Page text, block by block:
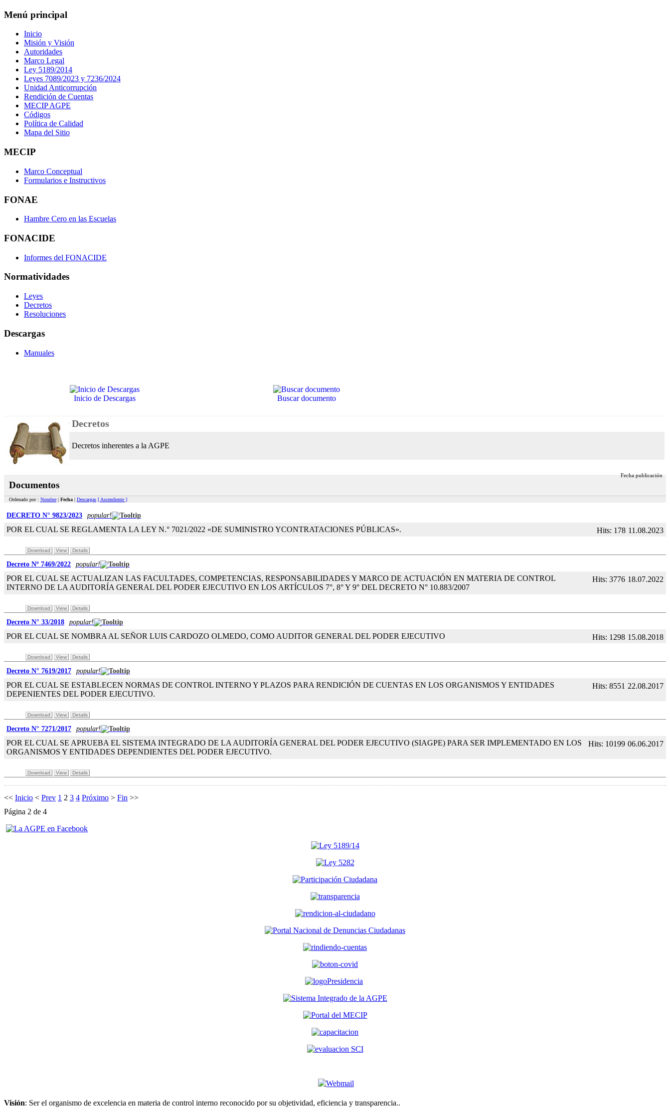
Menú principal
Inicio
Misión y Visión
Autoridades
Marco Legal
Ley 5189/2014
Leyes 7089/2023 y 7236/2024
Unidad Anticorrupción
Rendición de Cuentas
MECIP AGPE
Códigos
Política de Calidad
Mapa del Sitio
MECIP
Marco Conceptual
Formularios e Instructivos
FONAE
Hambre Cero en las Escuelas
FONACIDE
Informes del FONACIDE
Normatividades
Leyes
Decretos
Resoluciones
Descargas
Manuales
Inicio de Descargas Buscar documento
Decretos
Decretos inherentes a la AGPE
Documentos
Fecha publicación
Ordenado por : Nombre | Fecha | Descargas [ Ascendiente ]
DECRETO N° 9823/2023 popular!
11.08.2023
Hits: 178
POR EL CUAL SE REGLAMENTA LA LEY N.° 7021/2022 «DE SUMINISTRO YCONTRATACIONES PÚBLICAS».
Download View Details
Decreto Nº 7469/2022 popular!
18.07.2022
Hits: 3776
POR EL CUAL SE ACTUALIZAN LAS FACULTADES, COMPETENCIAS, RESPONSABILIDADES Y MARCO DE ACTUACIÓN EN MATERIA DE CONTROL
INTERNO DE LA AUDITORÍA GENERAL DEL PODER EJECUTIVO EN LOS ARTÍCULOS 7°, 8° Y 9° DEL DECRETO N° 10.883/2007
Download View Details
Decreto N° 33/2018 popular!
15.08.2018
Hits: 1298
POR EL CUAL SE NOMBRA AL SEÑOR LUIS CARDOZO OLMEDO, COMO AUDITOR GENERAL DEL PODER EJECUTIVO
Download View Details
Decreto N° 7619/2017 popular!
22.08.2017
Hits: 8551
POR EL CUAL SE ESTABLECEN NORMAS DE CONTROL INTERNO Y PLAZOS PARA RENDICIÓN DE CUENTAS EN LOS ORGANISMOS Y ENTIDADES
DEPENIENTES DEL PODER EJECUTIVO.
Download View Details
Decreto N° 7271/2017 popular!
06.06.2017
Hits: 10199
POR EL CUAL SE APRUEBA EL SISTEMA INTEGRADO DE LA AUDITORÍA GENERAL DEL PODER EJECUTIVO (SIAGPE) PARA SER IMPLEMENTADO EN LOS
ORGANISMOS Y ENTIDADES DEPENDIENTES DEL PODER EJECUTIVO.
Download View Details
<< Inicio < Prev 1 2 3 4 Próximo > Fin >>
Página 2 de 4
Visión: Ser el organismo de excelencia en materia de control interno reconocido por su objetividad, eficiencia y transparencia..